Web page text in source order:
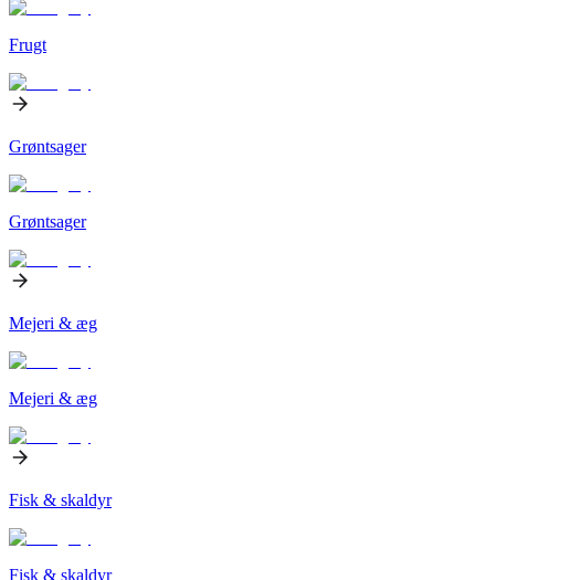
Frugt
Grøntsager
Grøntsager
Mejeri & æg
Mejeri & æg
Fisk & skaldyr
Fisk & skaldyr